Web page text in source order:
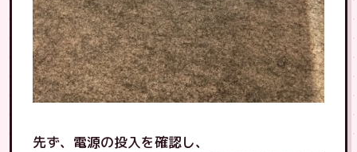
先ず、電源の投入を確認し、